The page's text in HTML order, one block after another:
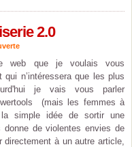
2.0
web que je voulais vous
n’intéressera que les plus
je vais vous parler
(mais les femmes à
simple idée de sortir une
donne de violentes envies de
directement à un autre article,